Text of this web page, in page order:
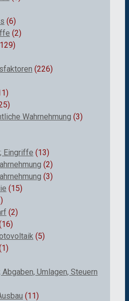
(6)
(2)
(226)
Wahrnehmung (3)
Eingriffe (13)
(2)
(3)
(15)
(2)
(5)
Umlagen, Steuern
(11)